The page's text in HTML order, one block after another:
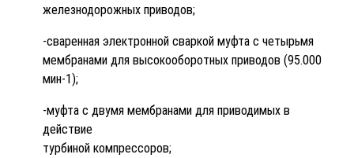
железнодорожных приводов;
-cваренная электронной сваркой муфта с четырьмя
мембранами для высокооборотных приводов (95.000
мин-1);
-муфта с двумя мембранами для приводимых в
действие
турбиной компрессоров;